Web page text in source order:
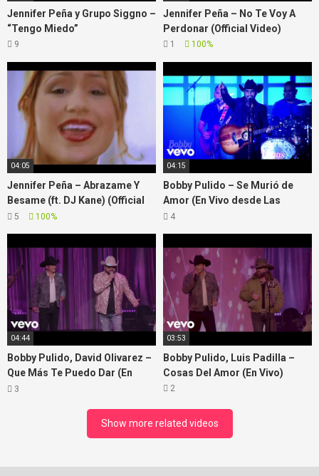
Jennifer Peña y Grupo Siggno –
“Tengo Miedo”
9
Jennifer Peña – No Te Voy A
Perdonar (Official Video)
1 100%
04:05
Jennifer Peña – Abrazame Y
Besame (ft. DJ Kane) (Official
Video)
5 100%
04:15
Bobby Pulido – Se Murió de
Amor (En Vivo desde Las
Vegas)
4
04:44
Bobby Pulido, David Olivarez –
Que Más Te Puedo Dar (En
Vivo)
3
03:53
Bobby Pulido, Luis Padilla –
Cosas Del Amor (En Vivo)
2
Show more related videos